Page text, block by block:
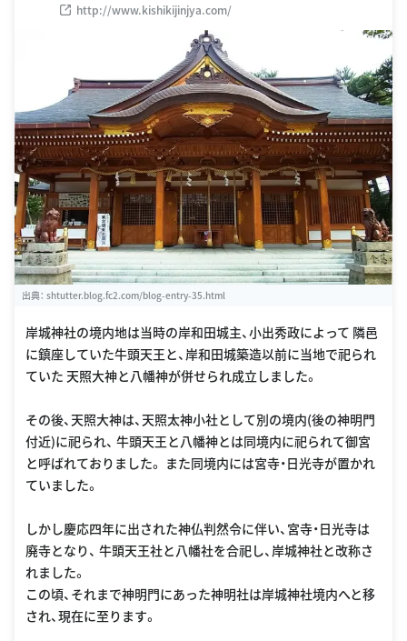
http://www.kishikijinjya.com/
出典： shtutter.blog.fc2.com/blog-entry-35.html
岸城神社の境内地は当時の岸和田城主、小出秀政によって 隣邑
に鎮座していた牛頭天王と、岸和田城築造以前に当地で祀られ
ていた 天照大神と八幡神が併せられ成立しました。
その後、天照大神は、天照太神小社として別の境内(後の神明門
付近)に祀られ、 牛頭天王と八幡神とは同境内に祀られて御宮
と呼ばれておりました。 また同境内には宮寺・日光寺が置かれ
ていました。
しかし慶応四年に出された神仏判然令に伴い、宮寺・日光寺は
廃寺となり、 牛頭天王社と八幡社を合祀し、岸城神社と改称さ
れました。
この頃、それまで神明門にあった神明社は岸城神社境内へと移
され、現在に至ります。